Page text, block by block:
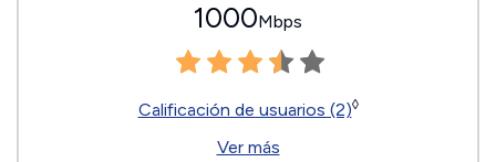
1000Mbps
Calificación de usuarios (2)◊
Ver más